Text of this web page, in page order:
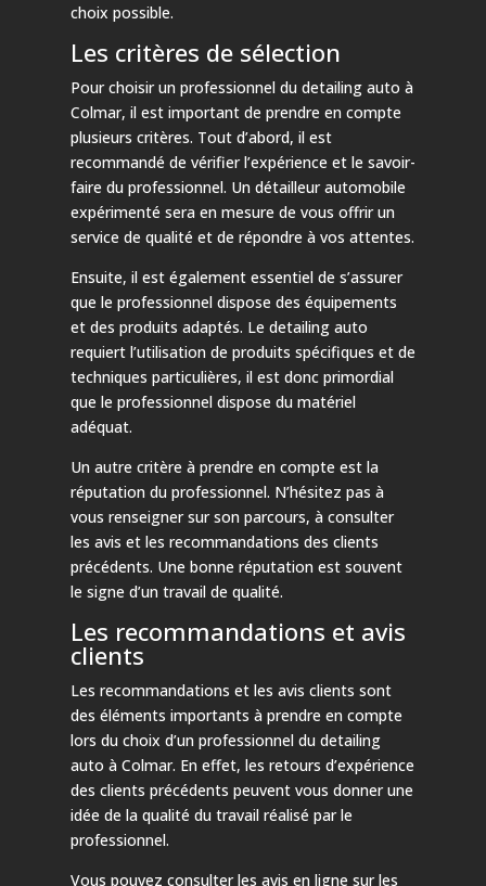
choix possible.
Les critères de sélection
Pour choisir un professionnel du detailing auto à
Colmar, il est important de prendre en compte
plusieurs critères. Tout d’abord, il est
recommandé de vérifier l’expérience et le savoir-
faire du professionnel. Un détailleur automobile
expérimenté sera en mesure de vous offrir un
service de qualité et de répondre à vos attentes.
Ensuite, il est également essentiel de s’assurer
que le professionnel dispose des équipements
et des produits adaptés. Le detailing auto
requiert l’utilisation de produits spécifiques et de
techniques particulières, il est donc primordial
que le professionnel dispose du matériel
adéquat.
Un autre critère à prendre en compte est la
réputation du professionnel. N’hésitez pas à
vous renseigner sur son parcours, à consulter
les avis et les recommandations des clients
précédents. Une bonne réputation est souvent
le signe d’un travail de qualité.
Les recommandations et avis
clients
Les recommandations et les avis clients sont
des éléments importants à prendre en compte
lors du choix d’un professionnel du detailing
auto à Colmar. En effet, les retours d’expérience
des clients précédents peuvent vous donner une
idée de la qualité du travail réalisé par le
professionnel.
Vous pouvez consulter les avis en ligne sur les